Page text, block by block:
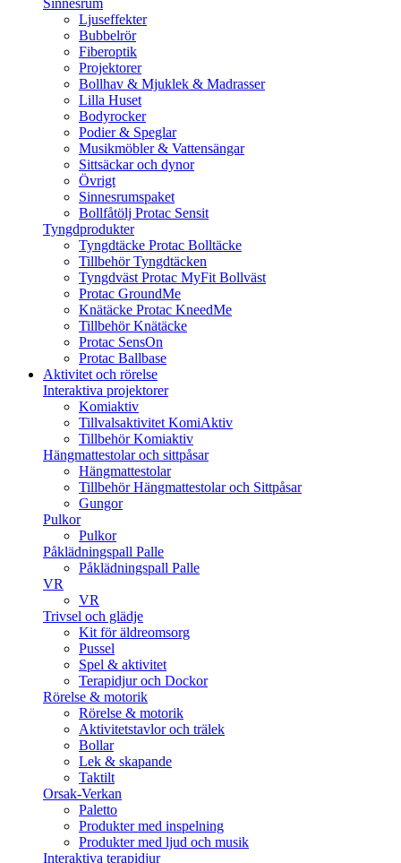
Ljuseffekter
Bubbelrör
Fiberoptik
Projektorer
Bollhav & Mjuklek & Madrasser
Lilla Huset
Bodyrocker
Podier & Speglar
Musikmöbler & Vattensängar
Sittsäckar och dynor
Övrigt
Sinnesrumspaket
Bollfåtölj Protac Sensit
Tyngdprodukter
Tyngdtäcke Protac Bolltäcke
Tillbehör Tyngdtäcken
Tyngdväst Protac MyFit Bollväst
Protac GroundMe
Knätäcke Protac KneedMe
Tillbehör Knätäcke
Protac SensOn
Protac Ballbase
Aktivitet och rörelse
Interaktiva projektorer
Komiaktiv
Tillvalsaktivitet KomiAktiv
Tillbehör Komiaktiv
Hängmattestolar och sittpåsar
Hängmattestolar
Tillbehör Hängmattestolar och Sittpåsar
Gungor
Pulkor
Pulkor
Påklädningspall Palle
Påklädningspall Palle
VR
VR
Trivsel och glädje
Kit för äldreomsorg
Pussel
Spel & aktivitet
Terapidjur och Dockor
Rörelse & motorik
Rörelse & motorik
Aktivitetstavlor och trälek
Bollar
Lek & skapande
Taktilt
Orsak-Verkan
Paletto
Produkter med inspelning
Produkter med ljud och musik
Interaktiva terapidjur